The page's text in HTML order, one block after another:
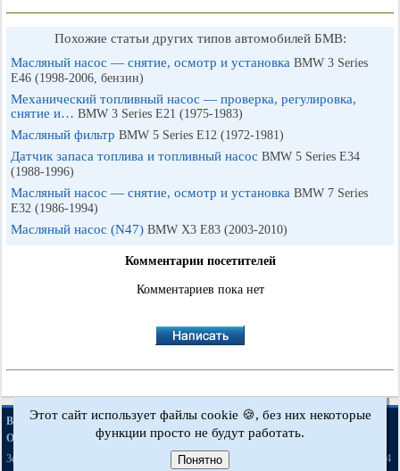
Похожие статьи других типов автомобилей БМВ:
Масляный насос — снятие, осмотр и установка BMW 3 Series
E46 (1998-2006, бензин)
Механический топливный насос — проверка, регулировка,
снятие и… BMW 3 Series E21 (1975-1983)
Масляный фильтр BMW 5 Series E12 (1972-1981)
Датчик запаса топлива и топливный насос BMW 5 Series E34
(1988-1996)
Масляный насос — снятие, осмотр и установка BMW 7 Series
E32 (1986-1994)
Масляный насос (N47) BMW X3 E83 (2003-2010)
Комментарии посетителей
Комментариев пока нет
BMWman.ru © 2017-2026·Полная версия·Новости и статьи ·Карта сайта
Обратная связь
Поиск по сайту
3er E21
[бензин]· 5er E34
Этот сайт использует файлы cookie 🍪, без них некоторые
функции просто не будут работать.
Понятно